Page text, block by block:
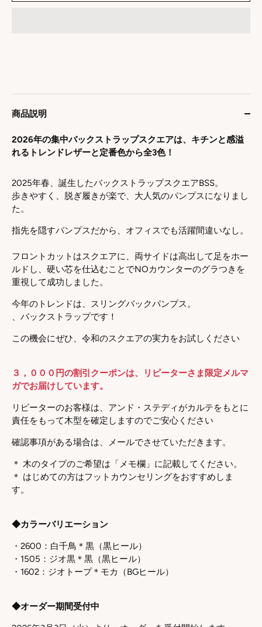
商品説明
2026年の集中バックストラップスクエアは、キチンと感溢
れるトレンドレザーと定番色から全3色！
2025年春、誕生したバックストラップスクエアBSS。
歩きやすく、脱ぎ履きが楽で、大人気のパンプスになりまし
た。
指先を隠すパンプスだから、オフィスでも活躍間違いなし。
フロントカットはスクエアに、両サイドは高出して足をホー
ルドし、硬い芯を仕込むことでNOカウンターのグラつきを
重視して成功しました。
今年のトレンドは、スリングバックパンプス。
、バックストラップです！
この機会にぜひ、令和のスクエアの実力をお試しください
３，０００円の割引クーポンは、リピーターさま限定メルマ
ガでお届けしています。
リピーターのお客様は、アンド・ステディがカルテをもとに
責任をもって木型を確定しますのでご安心ください
確認事項がある場合は、メールでさせていただきます。
＊ 木のタイプのご希望は「メモ欄」に記載してください。
＊ はじめての方はフットカウンセリングをおすすめしま
す。
◆カラーバリエーション
・2600：白千鳥＊黒（黒ヒール）
・1505：ジオ黒＊黒（黒ヒール）
・1602：ジオトープ＊モカ（BGヒール）
◆オーダー期間受付中